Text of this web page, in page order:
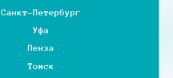
Санкт-Петербург
Уфа
Пенза
Томск